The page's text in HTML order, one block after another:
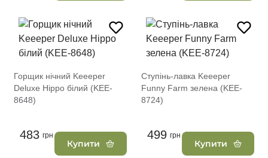
Горщик нічний Keeeper
Deluxe Hippo білий (KEE-
8648)
483 грн
Купити
Ступінь-лавка Keeeper
Funny Farm зелена (KEE-
8724)
499 грн
Купити